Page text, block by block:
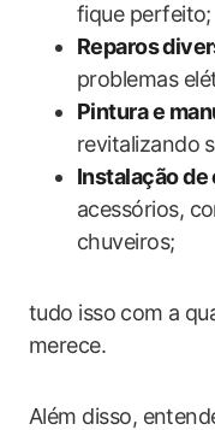
fique perfeito;
Reparos⁣
problemas
Pintura e
revitalizando
Instalação
acessórios,​
chuveiros;
tudo isso⁢ com a
‍merece.
Além disso,